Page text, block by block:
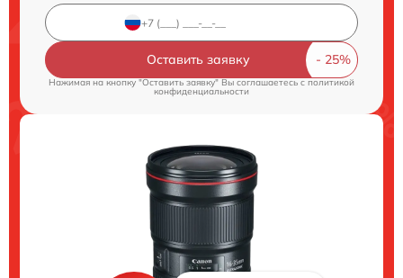
Оставить заявку
Нажимая на кнопку "Оставить заявку" Вы соглашаетесь cполитикой
конфиденциальности